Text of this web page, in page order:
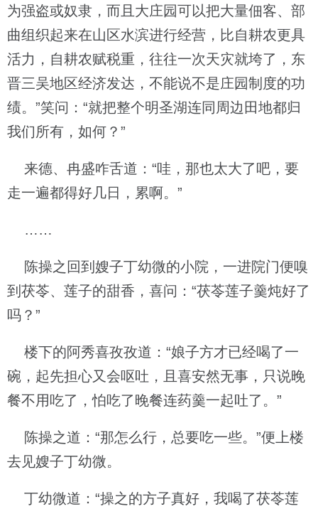
为强盗或奴隶，而且大庄园可以把大量佃客、部
曲组织起来在山区水滨进行经营，比自耕农更具
活力，自耕农赋税重，往往一次天灾就垮了，东
晋三吴地区经济发达，不能说不是庄园制度的功
绩。”笑问：“就把整个明圣湖连同周边田地都归
我们所有，如何？”
来德、冉盛咋舌道：“哇，那也太大了吧，要
走一遍都得好几日，累啊。”
……
陈操之回到嫂子丁幼微的小院，一进院门便嗅
到茯苓、莲子的甜香，喜问：“茯苓莲子羹炖好了
吗？”
楼下的阿秀喜孜孜道：“娘子方才已经喝了一
碗，起先担心又会呕吐，且喜安然无事，只说晚
餐不用吃了，怕吃了晚餐连药羹一起吐了。”
陈操之道：“那怎么行，总要吃一些。”便上楼
去见嫂子丁幼微。
丁幼微道：“操之的方子真好，我喝了茯苓莲